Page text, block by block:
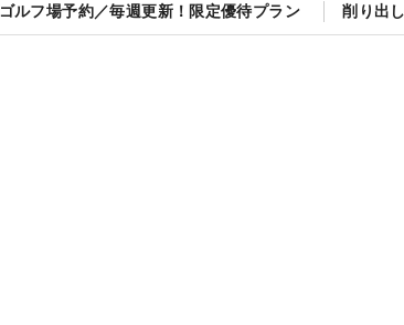
ゴルフ場予約／毎週更新！限定優待プラン 削り出